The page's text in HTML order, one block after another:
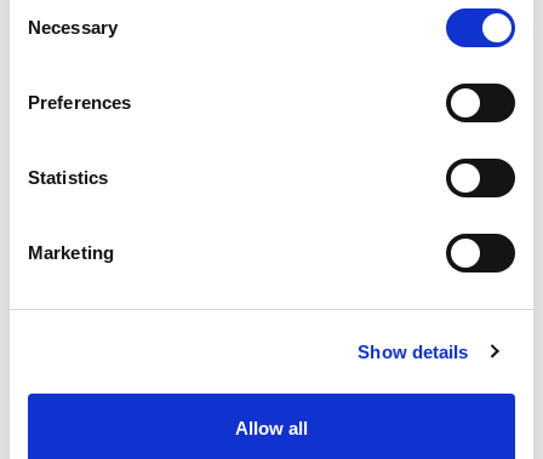
Selection
Necessary
Preferences
Statistics
Marketing
Show details
Allow all
Mycie zewnętrzne